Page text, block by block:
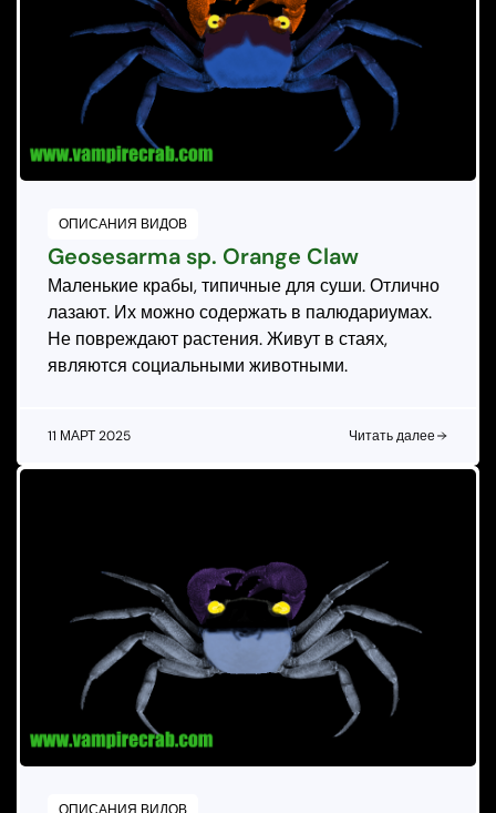
ОПИСАНИЯ ВИДОВ
Geosesarma sp. Orange Claw
Маленькие крабы, типичные для суши. Отлично
лазают. Их можно содержать в палюдариумах.
Не повреждают растения. Живут в стаях,
являются социальными животными.
11 МАРТ 2025 Читать далее
ОПИСАНИЯ ВИДОВ